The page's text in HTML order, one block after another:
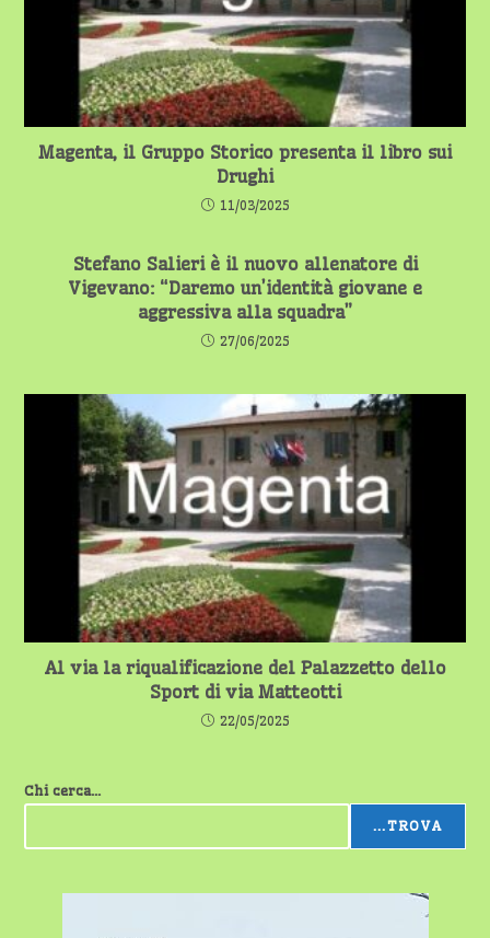
Magenta, il Gruppo Storico presenta il libro sui
Drughi
11/03/2025
Stefano Salieri è il nuovo allenatore di
Vigevano: “Daremo un’identità giovane e
aggressiva alla squadra”
27/06/2025
Al via la riqualificazione del Palazzetto dello
Sport di via Matteotti
22/05/2025
Chi cerca...
...TROVA